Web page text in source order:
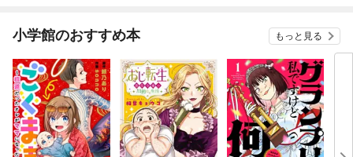
小学館のおすすめ本 もっと見る